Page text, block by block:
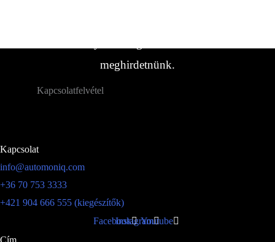
meghirdetnünk.
Kapcsolatfelvétel
Kapcsolat
info@automoniq.com
+36 70 753 3333
+421 904 666 555 (kiegészítők)
FacebookInstagramYoutube